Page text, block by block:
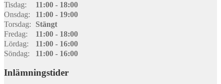
Tisdag:
11:00 - 18:00
Onsdag:
11:00 - 19:00
Torsdag:
Stängt
Fredag:
11:00 - 18:00
Lördag:
11:00 - 16:00
Söndag:
11:00 - 16:00
Inlämningstider